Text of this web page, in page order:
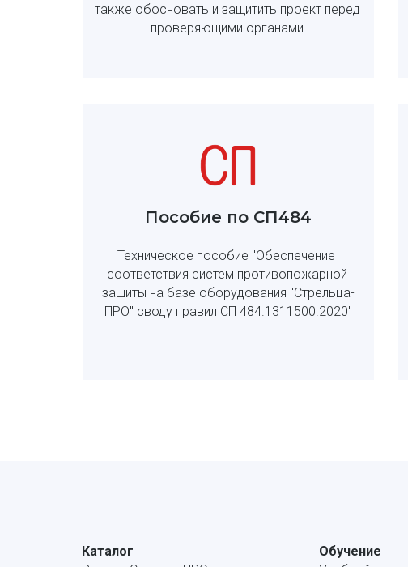
также обосновать и защитить проект перед
проверяющими органами.
Пособие по СП484
Техническое пособие "Обеспечение
соответствия систем противопожарной
защиты на базе оборудования "Стрельца-
ПРО" своду правил СП 484.1311500.2020"
Каталог
Обучение